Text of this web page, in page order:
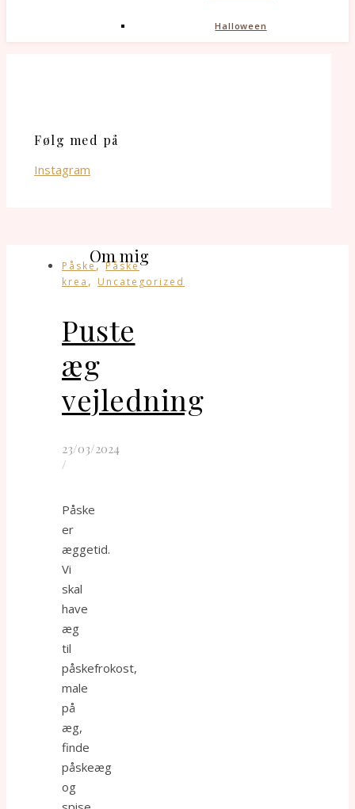
Halloween
Følg med på
Instagram
Påske,Påske
krea , Uncategorized
Puste
æg
vejledning
23/03/2024
/
Påske
er
æggetid.
Vi
skal
have
æg
til
påskefrokost,
male
på
æg,
finde
påskeæg
og
Om mig